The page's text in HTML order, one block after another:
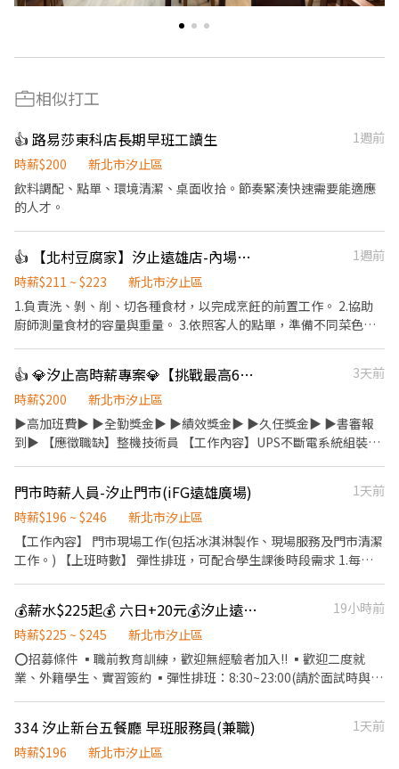
相似打工
👍 路易莎東科店長期早班工讀生
1週前
時薪$200
新北市汐止區
飲料調配、點單、環境清潔、桌面收拾。節奏緊湊快速需要能適應
的人才。
👍 【北村豆腐家】汐止遠雄店-內場計時
1週前
時薪$211 ~ $223
新北市汐止區
1.負責洗、剝、削、切各種食材，以完成烹飪的前置工作。 2.協助
廚師測量食材的容量與重量。 3.依照客人的點單，準備不同菜色所
👍 💎汐止高時薪專案💎【挑戰最高6萬起】急徵作業員-全勤/績效獎金/久任獎金💰BY
3天前
時薪$200
新北市汐止區
▶️高加班費▶️ ▶️全勤獎金▶️ ▶️績效獎金▶️ ▶️久任獎金▶️ ▶️書審報
到▶️ 【應徵職缺】整機技術員 【工作內容】UPS不斷電系統組裝、
($200~$245，依照績效獎金高低調整) 全勤獎金1000 績效獎金平均
3500 ⭐最高可領9000⭐ ▶️配合加班最高可領8.5萬起 久任獎金最高
可領4萬 【休假制度】周休二日 【工作福利】 1.久任獎金: 任職滿三
個月發放1萬元，任職滿六個月發放3萬元 2.供午餐，一律自費900
元，其餘公司補助；免費加班便當；有微波爐 3.基隆有定點來回免
補貼 5.一四五可參加場內運動 【工作須知】 1.需配合久站、搬重
10-20公斤(有無重力設備輔助) 2.需配合加班 【獨家福利】 1.公司團
月即可享有) 【工作地點】新北市汐止區汐萬路2段 ––––––––––––
–––––––––––––––––––––––––––––––––––––––––––––––– ❤️請
訊息留下姓名、手機❤️ ⭐請專人聯繫安排⭐
門市時薪人員-汐止門市(iFG遠雄廣場)
1天前
時薪$196 ~ $246
新北市汐止區
【工作內容】 門市現場工作(包括冰淇淋製作、現場服務及門市清潔
工作。) 【上班時數】 彈性排班，可配合學生課後時段需求 1.每週
學習訓練，來創造顧客無與倫比的冰淇淋體驗 1.新進學習訓練(教室
課程/實作課程訓練) 2.晉升訓練(時薪娛樂經理培訓課程) 【福利】
我們會依公司的經營成果，規劃員工福利讓夥伴和公司一起成長 1.
保險制度：勞保、健保、團保(意外險)、職災保險、退休金提撥6%
2.休假制度：特休假、育嬰假、陪產假、家庭照顧假、生理假等等
用冰淇淋、員工折扣、生日福利、三節禮金(品)、福委會福利
💰薪水$225起💰 六日+20元💰汐止遠雄店🍣
19小時前
時薪$225 ~ $245
新北市汐止區
⭕招募條件 ▪職前教育訓練，歡迎無經驗者加入!! ▪歡迎二度就
業、外籍學生、實習簽約 ▪彈性排班：8:30~23:00(請於面試時與主
整理→料理製作→提供餐點→餐具清洗→庫存盤點、出貨 等 ⭕獎金
福利 ▪不定期活動競賽獎金 ▪一年2次考核及調薪 ▪加班費5分鐘
334 汐止新台五餐廳 早班服務員(兼職)
1天前
時薪$196
新北市汐止區